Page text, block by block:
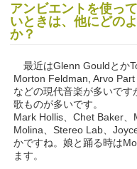
アンビエントを使っ
いときは、他にどの
か？
最近はGlenn Gouldとか
Morton Feldman, Arvo Part
などの現代音楽が多いで
歌ものが多いです。
Mark Hollis、Chet Baker
Molina、Stereo Lab、
かですね。娘と踊る時は
ます。